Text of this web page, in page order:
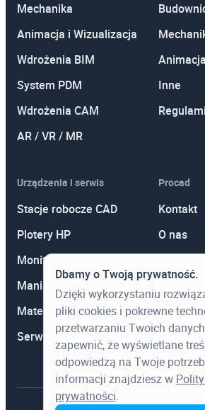
Mechanika
Animacja i Wizualizacja
Wdrożenia BIM
System PDM
Wdrożenia CAM
AR / VR / MR
Animacja
Inne
Urządzenia i serwis
Stacje robocze CAD
Plotery HP
Monitory
Manipulatory 3D
Materiały eksploatacyjne
Serwis
Procad
Kontakt
O nas
Wiedza
Dbamy o Twoją prywatność.
Dzięki wykorzystaniu
pliki cookies i pokrewne
przetwarzaniu Twoich
zapewnić, że wyświetlane
odpowiedzą na Twoje
informacji znajdziesz w
prywatności.